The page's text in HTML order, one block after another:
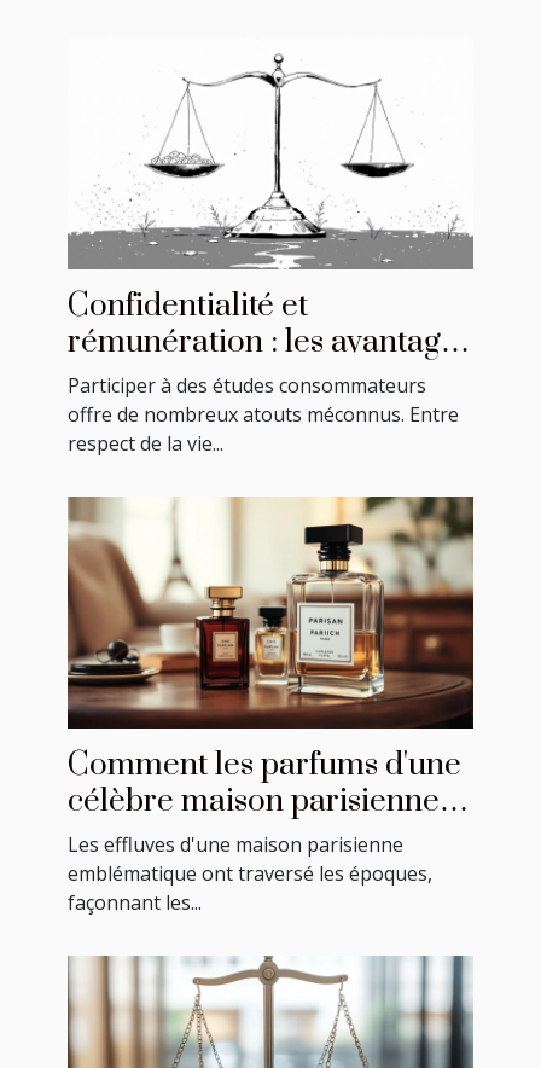
Confidentialité et
rémunération : les avantages
des études consommateurs
Participer à des études consommateurs
offre de nombreux atouts méconnus. Entre
respect de la vie...
Comment les parfums d'une
célèbre maison parisienne
ont marqué l'histoire ?
Les effluves d'une maison parisienne
emblématique ont traversé les époques,
façonnant les...